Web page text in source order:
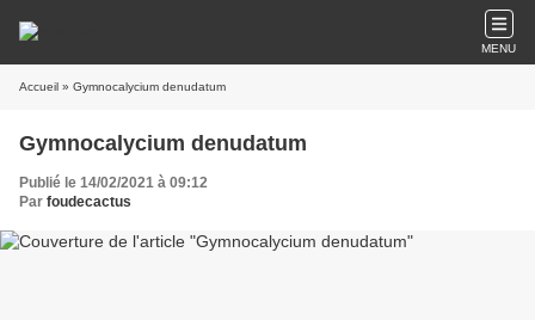
MENU
Accueil » Gymnocalycium denudatum
Gymnocalycium denudatum
Publié le 14/02/2021 à 09:12
Par foudecactus